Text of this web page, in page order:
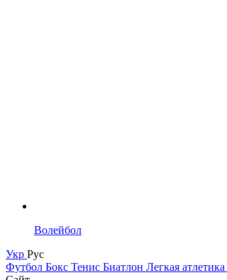
Волейбол
Укр Рус
Футбол Бокс Тенис Биатлон Легкая атлетика